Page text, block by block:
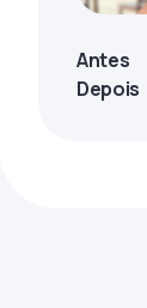
Antes
Depois